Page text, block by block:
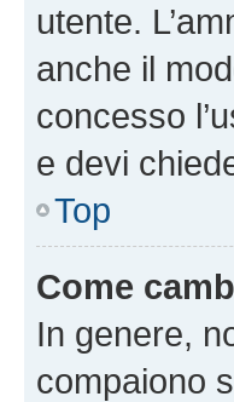
utente.
anche il
concesso
e devi
Top
Come
In genere,
compaiono